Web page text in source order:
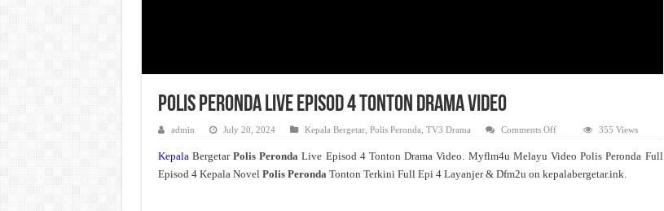
Polis Peronda Live Episod 4 Tonton Drama Video
admin July 20, 2024 Kepala Bergetar, Polis Peronda TV3 Drama Comments Offon
Live
4
355 Views
KepalaBergetar Polis PerondaLive Episod 4 Tonton Drama Video. Myflm4u Melayu Video Polis Peronda Full
Episod 4 Kepala NovelPolis Peronda Tonton Terkini Full Epi 4 Layanjer & Dfm2u on kepalabergetar.ink.